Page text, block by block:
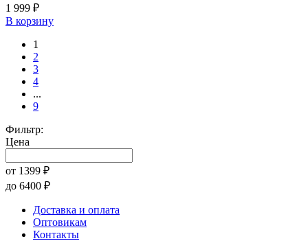
1 999 ₽
В корзину
1
2
3
4
...
9
Фильтр:
Цена
от 1399 ₽
до 6400 ₽
Доставка и оплата
Оптовикам
Контакты